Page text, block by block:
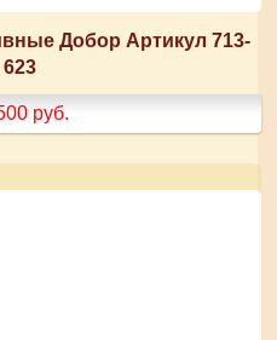
Добор Артикул 713-
623
руб.